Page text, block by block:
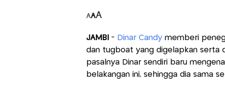
AAA
JAMBI - Dinar Candymemberi
dan tugboat yang digelapkan serta
pasalnya Dinar sendiri baru
belakangan ini, sehingga dia sama